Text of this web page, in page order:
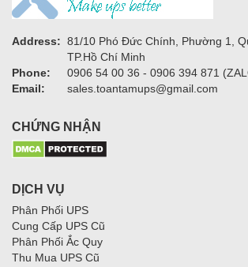
Address: 81/10 Phó Đức Chính, Phường 1,
TP.Hồ Chí Minh
Phone:
0906 54 00 36 - 0906 394 871
Email:
sales.toantamups@gmail.com
CHỨNG NHẬN
DỊCH VỤ
Phân Phối UPS
Cung Cấp UPS Cũ
Phân Phối Ắc Quy
Thu Mua UPS Cũ